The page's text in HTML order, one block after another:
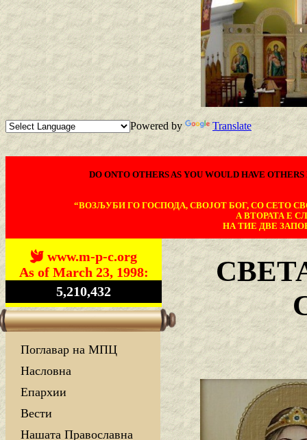
Powered by Translate
DO ONTO OTHERS AS YOU WOULD HAVE
“ВОЗЉУБИ ГО ГОСПОДА, СВОЈОТ БОГ, СО СЕТО
А ВТОРАТА Е
НА ТИЕ ДВЕ
www.m-p-c.org
As of March 23, 1998:
5,210,432
Поглавар на МПЦ
Насловна
Епархии
Вести
Нашата Православна